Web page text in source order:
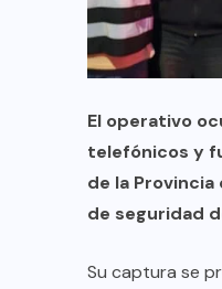
El operativo
telefónicos y
de la Provincia
de seguridad
Su captura se